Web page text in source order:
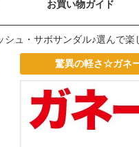
お買い物ガイド
ュ・サボサンダル♪選んで
驚異の軽さ☆ガネ